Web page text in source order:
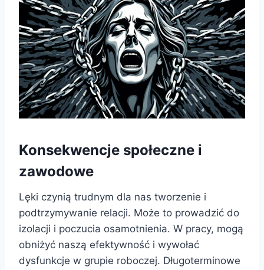
Konsekwencje społeczne i
zawodowe
Lęki czynią trudnym dla nas tworzenie i
podtrzymywanie relacji. Może to prowadzić do
izolacji i poczucia osamotnienia. W pracy, mogą
obniżyć naszą efektywność i wywołać
dysfunkcje w grupie roboczej. Długoterminowe